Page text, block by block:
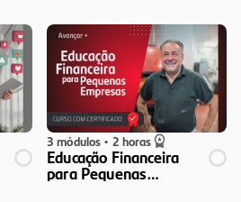
3 módulos • 2 horas
Educação Financeira
para Pequenas
Empresas